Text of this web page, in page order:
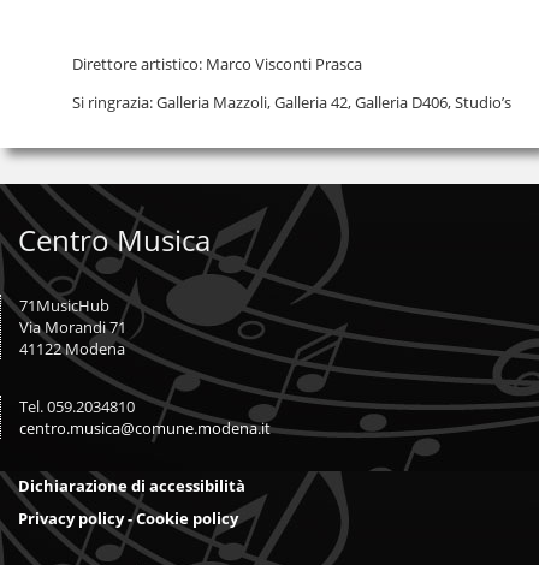
Direttore artistico: Marco Visconti Prasca
Si ringrazia: Galleria Mazzoli, Galleria 42, Galleria D406, Studio’s
Centro Musica
71MusicHub
Via Morandi 71
41122 Modena
Tel. 059.2034810
centro.musica@comune.modena.it
Dichiarazione di accessibilità
Privacy policy - Cookie policy